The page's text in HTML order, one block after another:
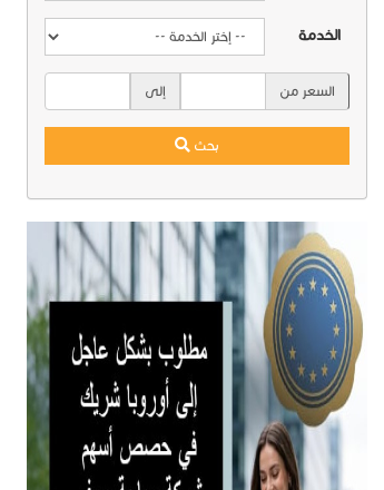
الخدمة
السعر من إلى
بحث